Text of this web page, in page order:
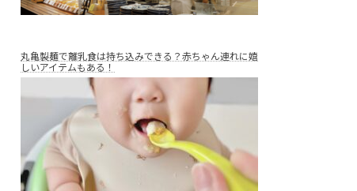
丸亀製麺で離乳食は持ち込みできる？赤ちゃん連れに嬉
しいアイテムもある！